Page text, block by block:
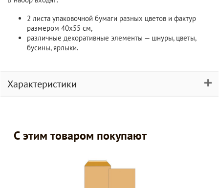
2 листа упаковочной бумаги разных цветов и фактур
размером 40х55 см,
различные декоративные элементы — шнуры, цветы,
бусины, ярлыки.
Характеристики
С этим товаром покупают